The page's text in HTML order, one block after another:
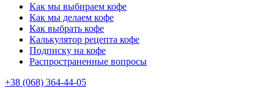
Как мы выбираем кофе
Как мы делаем кофе
Как выбрать кофе
Калькулятор рецепта кофе
Подписку на кофе
Распространенные вопросы
+38 (068) 364-44-05